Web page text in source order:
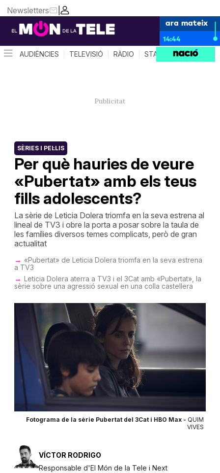
|
Newsletters
ara mateix
14:44
AUDIÈNCIES TELEVISIÓ RÀDIO STAR SYSTEM
Per què hauries de veure
«Pubertat» amb els teus
fills adolescents?
SÈRIES I PEL·LIS
La sèrie de Leticia Dolera triomfa en la seva estrena al
lineal de TV3 i obre la porta a posar sobre la taula de
les famílies diversos temes complicats, però de gran
actualitat
«Pubertat» de Leticia Dolera triomfa en la seva estrena
a TV3
Leticia Dolera aterra a TV3 i el 3Cat amb «Pubertat», la
sèrie sobre una agressió sexual en una colla castellera
Fotograma de la sèrie Pubertat del 3Cat i HBO Max - QUIM
VIVES
VÍCTOR RODRIGO
Responsable d'El Món de la Tele i Next